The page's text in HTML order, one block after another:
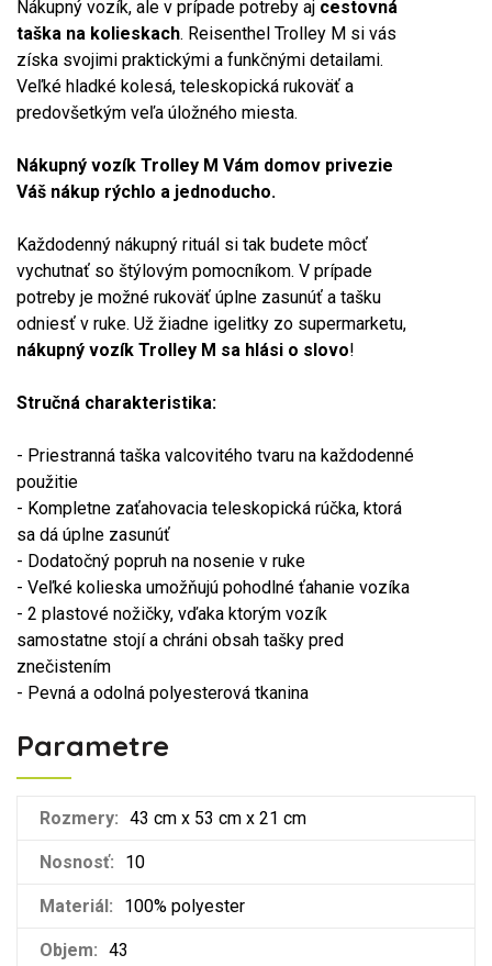
Nákupný vozík, ale v prípade potreby aj cestovná
taška na kolieskach. Reisenthel Trolley M si vás
získa svojimi praktickými a funkčnými detailami.
Veľké hladké kolesá, teleskopická rukoväť a
predovšetkým veľa úložného miesta.
Nákupný vozík Trolley M Vám domov privezie
Váš nákup rýchlo a jednoducho.
Každodenný nákupný rituál si tak budete môcť
vychutnať so štýlovým pomocníkom. V prípade
potreby je možné rukoväť úplne zasunúť a tašku
odniesť v ruke. Už žiadne igelitky zo supermarketu,
nákupný vozík Trolley M sa hlási o slovo!
Stručná charakteristika:
- Priestranná taška valcovitého tvaru na každodenné
použitie
- Kompletne zaťahovacia teleskopická rúčka, ktorá
sa dá úplne zasunúť
- Dodatočný popruh na nosenie v ruke
- Veľké kolieska umožňujú pohodlné ťahanie vozíka
- 2 plastové nožičky, vďaka ktorým vozík
samostatne stojí a chráni obsah tašky pred
znečistením
- Pevná a odolná polyesterová tkanina
Parametre
Rozmery: 43 cm x 53 cm x 21 cm
Nosnosť: 10
Materiál: 100% polyester
Objem: 43